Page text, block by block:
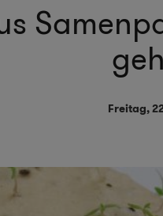
Freitag,